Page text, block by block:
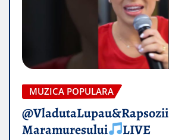
MUZICA POPULARA
@VladutaLupau&Rapsozii
Maramuresului
LIVE